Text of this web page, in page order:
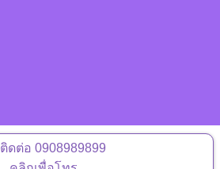
ติดต่อ0908989899